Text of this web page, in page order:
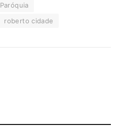
Paróquia
roberto cidade